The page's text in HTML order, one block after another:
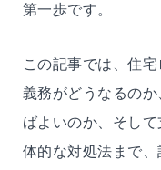
第一歩です。
この記事では、住
義務がどうなるの
ばよいのか、そし
体的な対処法まで、